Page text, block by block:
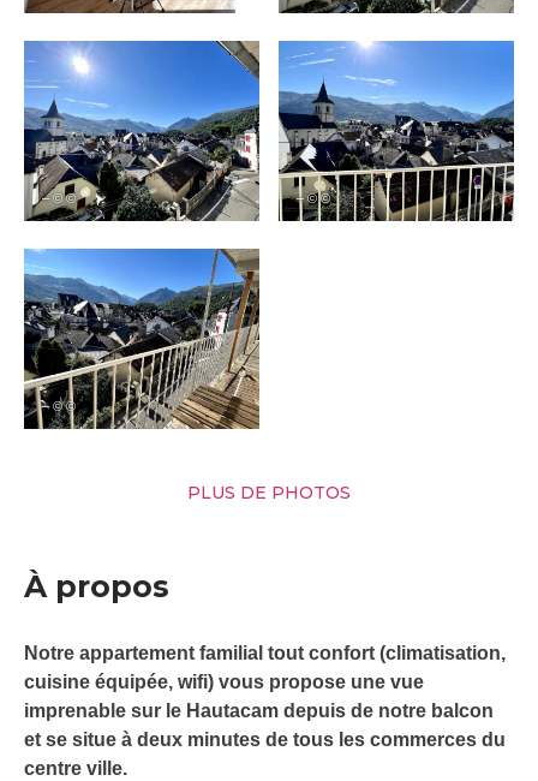
– © © – © ©
– © ©
PLUS DE PHOTOS
À propos
Notre appartement familial tout confort (climatisation,
cuisine équipée, wifi) vous propose une vue
imprenable sur le Hautacam depuis de notre balcon
et se situe à deux minutes de tous les commerces du
centre ville.